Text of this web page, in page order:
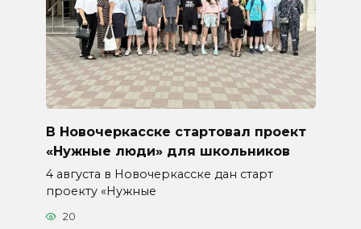
В Новочеркасске стартовал проект
«Нужные люди» для школьников
4 августа в Новочеркасске дан старт
проекту «Нужные
20